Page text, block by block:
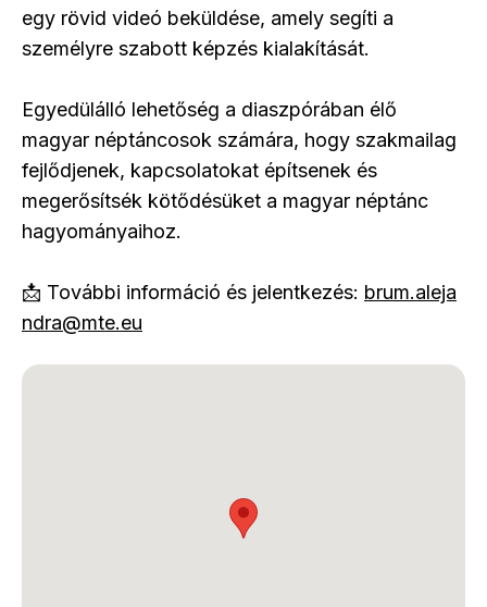
egy rövid videó beküldése, amely segíti a
személyre szabott képzés kialakítását.
Egyedülálló lehetőség a diaszpórában élő
magyar néptáncosok számára, hogy szakmailag
fejlődjenek, kapcsolatokat építsenek és
megerősítsék kötődésüket a magyar néptánc
hagyományaihoz.
📩 További információ és jelentkezés: brum.aleja
ndra@mte.eu